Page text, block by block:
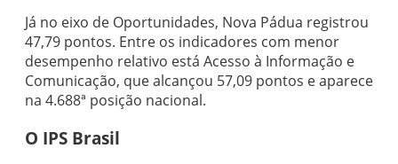
Já no eixo de Oportunidades, Nova Pádua registrou
47,79 pontos. Entre os indicadores com menor
desempenho relativo está Acesso à Informação e
Comunicação, que alcançou 57,09 pontos e aparece
na 4.688ª posição nacional.
O IPS Brasil